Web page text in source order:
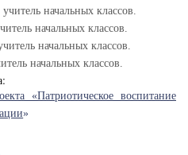
учитель начальных классов.
начальных классов.
начальных классов.
начальных классов.
«Патриотическое воспитание
»